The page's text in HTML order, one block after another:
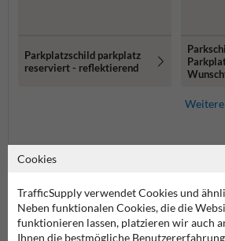
Parkplatzschild parkplatz
reserviert - reflektierend
Produktkategorien in dieser Gruppe
Cookies
TrafficSupply verwendet Cookies und
Neben funktionalen Cookies, die die
funktionieren lassen, platzieren wir auch
Ihnen die bestmögliche